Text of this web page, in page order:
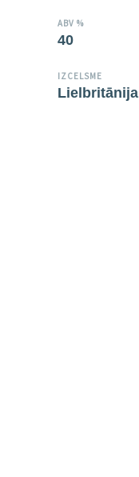
ABV %
40
IZCELSME
Lielbritānija